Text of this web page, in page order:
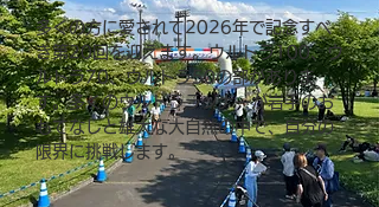
多くの方に愛されて2026年で記念すべ
き第20回を迎えます。ウルトラ100、ウ
ルトラ70、ウルトラ50の部がありま
す。多くのウルトラランナーが岩手のお
もてなしと雄大な大自然の中で、自分の
限界に挑戦します。